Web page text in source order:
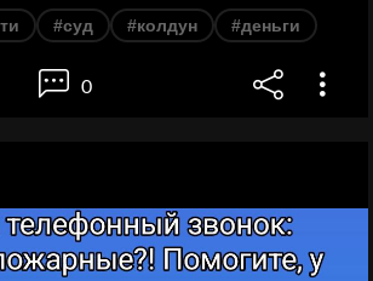
#суд #колдун #деньги
0